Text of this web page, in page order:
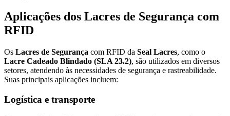
Aplicações dos Lacres de Segurança com
RFID
Os Lacres de Segurança com RFID da Seal Lacres, como o
Lacre Cadeado Blindado (SLA 23.2), são utilizados em diversos
setores, atendendo às necessidades de segurança e rastreabilidade.
Suas principais aplicações incluem:
Logística e transporte